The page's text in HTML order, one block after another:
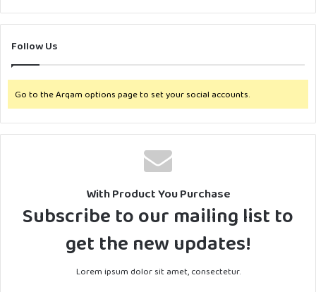
Follow Us
Go to the Arqam options page to set your social accounts.
With Product You Purchase
Subscribe to our mailing list to
get the new updates!
Lorem ipsum dolor sit amet, consectetur.